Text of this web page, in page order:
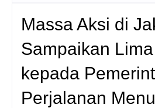
Massa Aksi di
Sampaikan
kepada
Perjalanan